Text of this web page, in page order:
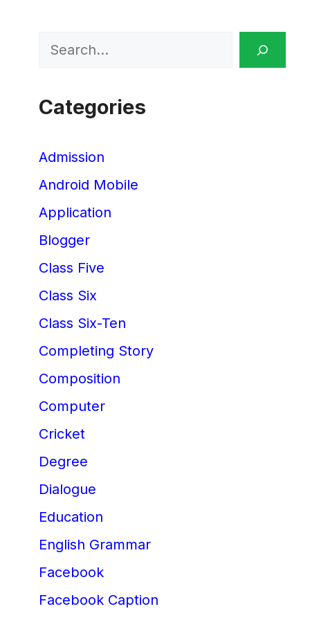
Search
Categories
Admission
Android Mobile
Application
Blogger
Class Five
Class Six
Class Six-Ten
Completing Story
Composition
Computer
Cricket
Degree
Dialogue
Education
English Grammar
Facebook
Facebook Caption